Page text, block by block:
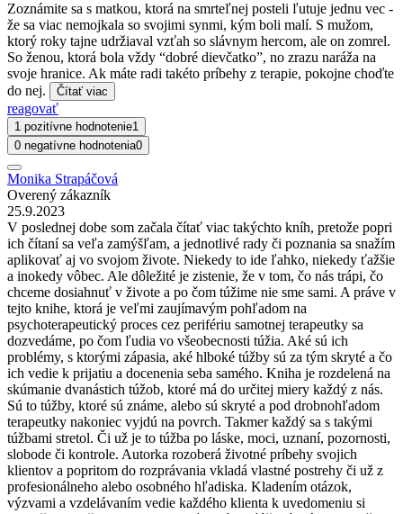
Zoznámite sa s matkou, ktorá na smrteľnej posteli ľutuje jednu vec -
že sa viac nemojkala so svojimi synmi, kým boli malí. S mužom,
ktorý roky tajne udržiaval vzťah so slávnym hercom, ale on zomrel.
So ženou, ktorá bola vždy “dobré dievčatko”, no zrazu naráža na
svoje hranice. Ak máte radi takéto príbehy z terapie, pokojne choďte
do nej.
Čítať viac
reagovať
1 pozitívne hodnotenie1
0 negatívne hodnotenia0
Monika Strapáčová
Overený zákazník
25.9.2023
V poslednej dobe som začala čítať viac takýchto kníh, pretože popri
ich čítaní sa veľa zamýšľam, a jednotlivé rady či poznania sa snažím
aplikovať aj vo svojom živote. Niekedy to ide ľahko, niekedy ťažšie
a inokedy vôbec. Ale dôležité je zistenie, že v tom, čo nás trápi, čo
chceme dosiahnuť v živote a po čom túžime nie sme sami. A práve v
tejto knihe, ktorá je veľmi zaujímavým pohľadom na
psychoterapeutický proces cez perifériu samotnej terapeutky sa
dozvedáme, po čom ľudia vo všeobecnosti túžia. Aké sú ich
problémy, s ktorými zápasia, aké hlboké túžby sú za tým skryté a čo
ich vedie k prijatiu a docenenia seba samého. Kniha je rozdelená na
skúmanie dvanástich túžob, ktoré má do určitej miery každý z nás.
Sú to túžby, ktoré sú známe, alebo sú skryté a pod drobnohľadom
terapeutky nakoniec vyjdú na povrch. Takmer každý sa s takými
túžbami stretol. Či už je to túžba po láske, moci, uznaní, pozornosti,
slobode či kontrole. Autorka rozoberá životné príbehy svojich
klientov a popritom do rozprávania vkladá vlastné postrehy či už z
profesionálneho alebo osobného hľadiska. Kladením otázok,
výzvami a vzdelávaním vedie každého klienta k uvedomeniu si